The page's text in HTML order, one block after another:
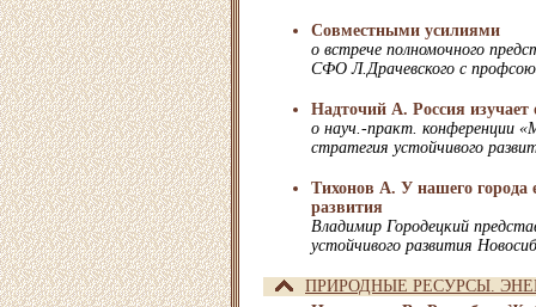
Совместными усилиями
о встрече полномочного
СФО Л.Драчевского с
Надточий А. Россия
о науч.-практ. конференции
стратегия устойчивого
Тихонов А. У нашего города
развития
Владимир Городецкий
устойчивого развития
ПРИРОДНЫЕ РЕСУРСЫ.